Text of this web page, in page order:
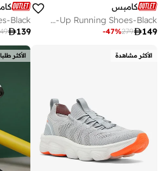
كامبس
Men Necter Marathon Sublimation Lace-Up Running Shoes-Black
149
279
-47%
139
الأكثر مشاهدة الأكثر طلبا